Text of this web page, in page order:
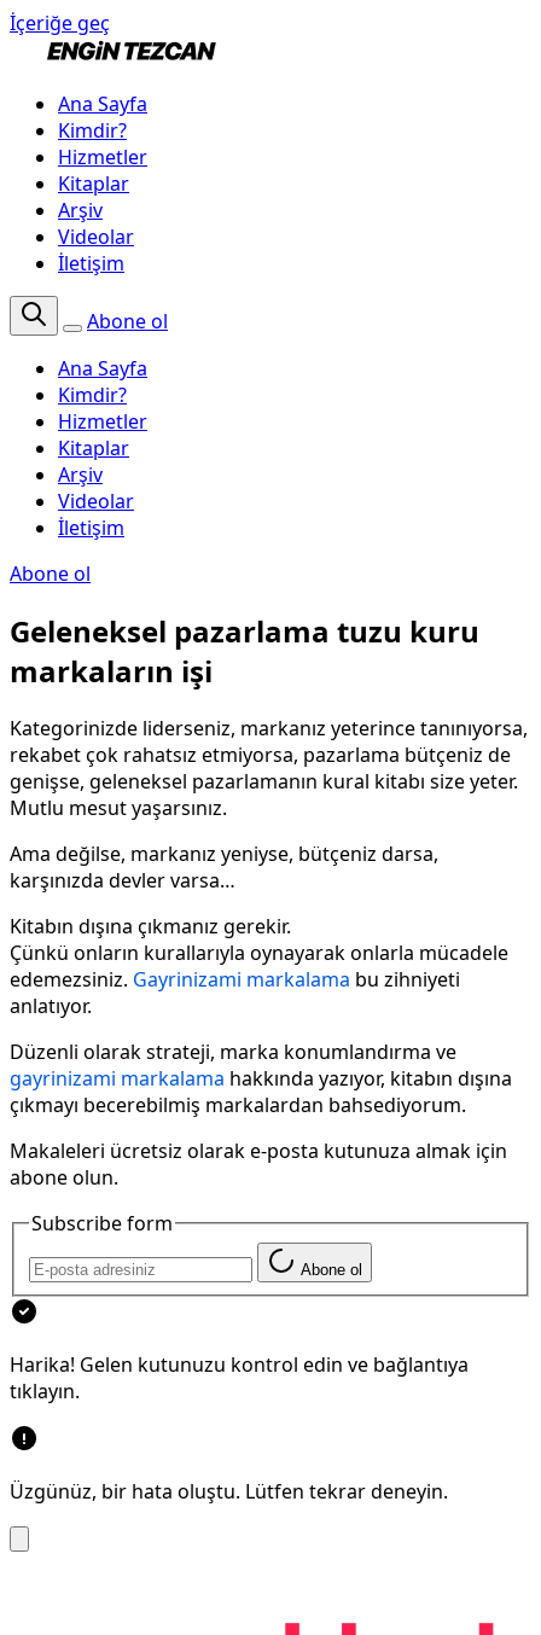
İçeriğe geç
Ana Sayfa
Kimdir?
Hizmetler
Kitaplar
Arşiv
Videolar
İletişim
Abone ol
Ana Sayfa
Kimdir?
Hizmetler
Kitaplar
Arşiv
Videolar
İletişim
Abone ol
Geleneksel pazarlama tuzu kuru
markaların işi
Kategorinizde liderseniz, markanız yeterince tanınıyorsa,
rekabet çok rahatsız etmiyorsa, pazarlama bütçeniz de
genişse, geleneksel pazarlamanın kural kitabı size yeter.
Mutlu mesut yaşarsınız.
Ama değilse, markanız yeniyse, bütçeniz darsa,
karşınızda devler varsa…
Kitabın dışına çıkmanız gerekir.
Çünkü onların kurallarıyla oynayarak onlarla mücadele
edemezsiniz. Gayrinizami markalama bu zihniyeti
anlatıyor.
Düzenli olarak strateji, marka konumlandırma ve
gayrinizami markalama hakkında yazıyor, kitabın dışına
çıkmayı becerebilmiş markalardan bahsediyorum.
Makaleleri ücretsiz olarak e-posta kutunuza almak için
abone olun.
Subscribe form
Abone ol
Harika! Gelen kutunuzu kontrol edin ve bağlantıya
tıklayın.
Üzgünüz, bir hata oluştu. Lütfen tekrar deneyin.